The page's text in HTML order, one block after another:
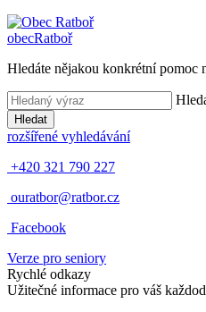
obecRatboř
Hledáte nějakou konkrétní pomoc
Hledat
rozšířené vyhledávání
+420 321 790 227
ouratbor@ratbor.cz
Facebook
Verze pro seniory
Rychlé odkazy
Užitečné informace pro váš